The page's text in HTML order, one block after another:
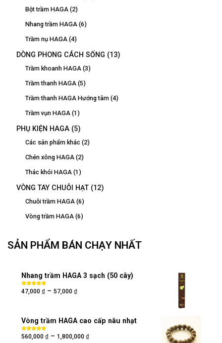
Bột trầm HAGA (2)
Nhang trầm HAGA (6)
Trầm nụ HAGA (4)
DÒNG PHONG CÁCH SỐNG (13)
Trầm khoanh HAGA (3)
Trầm thanh HAGA (5)
Trầm thanh HAGA Hướng tâm (4)
Trầm vụn HAGA (1)
PHỤ KIỆN HAGA (5)
Các sản phẩm khác (2)
Chén xông HAGA (2)
Thác khói HAGA (1)
VÒNG TAY CHUỖI HẠT (12)
Chuỗi trầm HAGA (6)
Vòng trầm HAGA (6)
SẢN PHẨM BÁN CHẠY NHẤT
Nhang trầm HAGA 3 sạch (50 cây)
Được xếp
hạng 5.005
47,000 ₫ – 57,000 ₫
Vòng trầm HAGA cao cấp nâu nhạt
Được xếp
hạng5.005
560,000 ₫ – 1,800,000 ₫